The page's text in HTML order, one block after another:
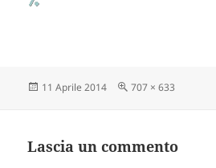
Scritto
11 Aprile 2014
Dimensione
707 × 633
Lascia un commento